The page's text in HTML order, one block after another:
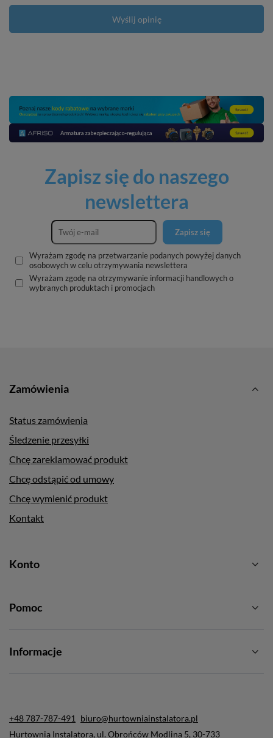
Wyślij opinię
Zapisz się do naszego
newslettera
Zapisz się
Wyrażam zgodę na przetwarzanie podanych powyżej danych
osobowych w celu otrzymywania newslettera
Wyrażam zgodę na otrzymywanie informacji handlowych o
wybranych produktach i promocjach
Zamówienia
Status zamówienia
Śledzenie przesyłki
Chcę zareklamować produkt
Chcę odstąpić od umowy
Chcę wymienić produkt
Kontakt
Konto
Pomoc
Informacje
+48 787-787-491
biuro@hurtowniainstalatora.pl
Hurtownia Instalatora, ul. Obrońców Modlina 5, 30-733